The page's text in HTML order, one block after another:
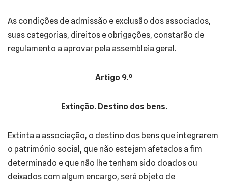
As condições de admissão e exclusão dos associados,
suas categorias, direitos e obrigações, constarão de
regulamento a aprovar pela assembleia geral.
Artigo 9.º
Extinção. Destino dos bens.
Extinta a associação, o destino dos bens que integrarem
o património social, que não estejam afetados a fim
determinado e que não lhe tenham sido doados ou
deixados com algum encargo, será objeto de